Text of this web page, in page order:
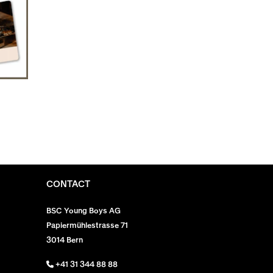
CONTACT
BSC Young Boys AG
Papiermühlestrasse 71
3014 Bern
+41 31 344 88 88